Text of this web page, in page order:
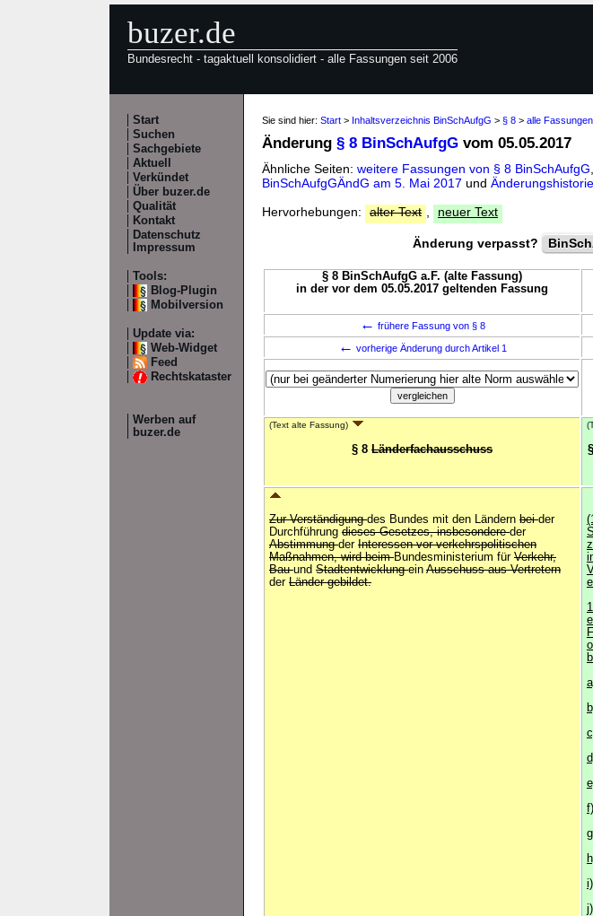
buzer.de
Bundesrecht - tagaktuell konsolidiert - alle Fassungen seit 2006
Start
Suchen
Sachgebiete
Aktuell
Verkündet
Über buzer.de
Qualität
Kontakt
Datenschutz
Impressum
Tools:
Blog-Plugin
Mobilversion
Update via:
Web-Widget
Feed
Rechtskataster
Werben auf
buzer.de
Sie sind hier: Start > Inhaltsverzeichnis BinSchAufgG > § 8 > alle Fassungen
Änderung § 8 BinSchAufgG vom 05.05.2017
Ähnliche Seiten: weitere Fassungen von § 8 BinSchAufgG
BinSchAufgGÄndG am 5. Mai 2017 und
Hervorhebungen:
alter Text neuer Text
Änderung verpasst?
§ 8 BinSchAufgG a.F. (alte Fassung)
in der vor dem 05.05.2017 geltenden Fassung
← frühere Fassung von § 8
← vorherige Änderung durch Artikel 1
(Text alte Fassung)
§ 8 Länderfachausschuss
Zur Verständigungdes Bundes mit den Ländern beider
Durchführung dieses Gesetzes, insbesondereder
Abstimmungder Interessen vor verkehrspolitischen
Maßnahmen, wird beimBundesministerium für Verkehr,
Bauund Stadtentwicklungein Ausschuss aus Vertretern
der Länder gebildet.